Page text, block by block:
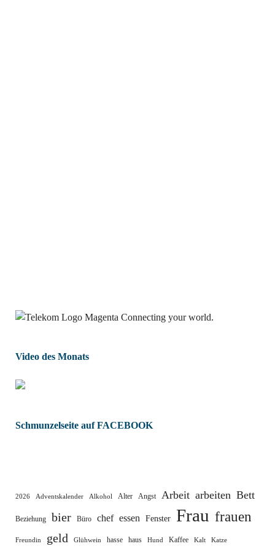
Video des Monats
Schmunzelseite auf FACEBOOK
2026 Adventskalender Alkohol Alter Angst Arbeit arbeiten Bett
Beziehung bier Büro chef essen Fenster Frau frauen
Freundin geld Glühwein hasse haus Hund Kaffee Kalt Katze